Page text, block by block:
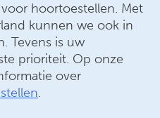
hoortoestellen. Met
kunnen we ook in
Tevens is uw
prioriteit. Op onze
over
.